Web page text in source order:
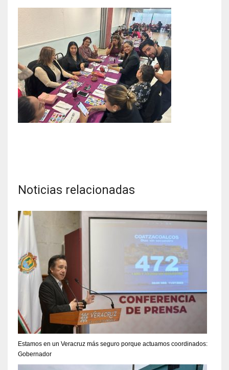
Noticias relacionadas
Estamos en un Veracruz más seguro porque actuamos coordinados:
Gobernador